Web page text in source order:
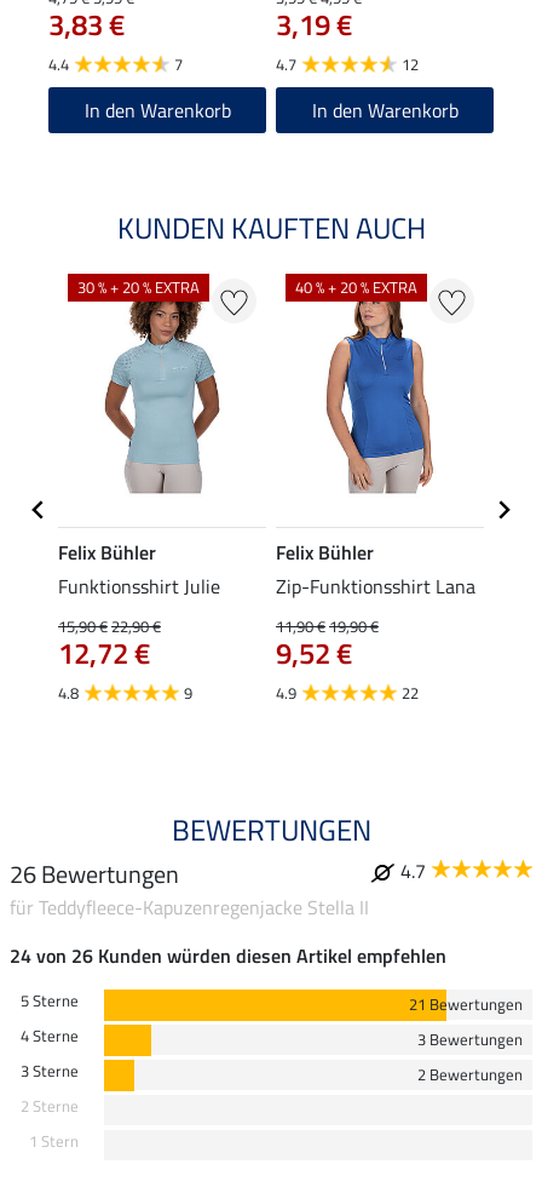
3,83 €
4.4 7
In den Warenkorb
3,19 €
4.7 12
In den Warenkorb
KUNDEN KAUFTEN AUCH
30 % + 20 % EXTRA
Felix Bühler
Funktionsshirt Julie
15,90 €22,90 €
12,72 €
4.8 9
40 % + 20 % EXTRA
Felix Bühler
Zip-Funktionsshirt Lana
11,90 €19,90 €
9,52 €
4.9 22
BEWERTUNGEN
26 Bewertungen
4.7
für Teddyfleece-Kapuzenregenjacke Stella II
24 von 26 Kunden würden diesen Artikel empfehlen
5 Sterne
21 Bewertungen
4 Sterne
3 Bewertungen
3 Sterne
2 Bewertungen
2 Sterne
1 Stern